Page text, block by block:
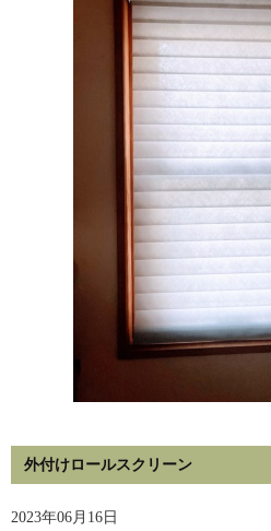
外付けロールスクリーン
2023年06月16日